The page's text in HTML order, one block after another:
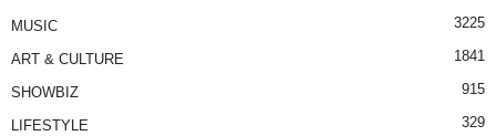
MUSIC 3225
ART & CULTURE 1841
SHOWBIZ 915
LIFESTYLE 329